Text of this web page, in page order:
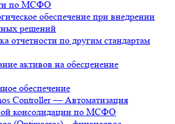
по МСФО
обеспечение при внедрении
решений
отчетности по другим стандартам
активов на обесценение
обеспечение
Controller — Автоматизация
консолидации по МСФО